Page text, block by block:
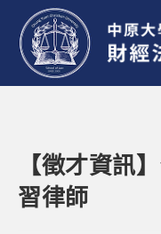
【徵才資訊
習律師